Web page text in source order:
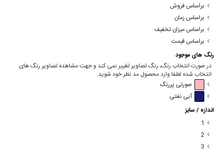
براساس فروش
براساس زمان
براساس میزان تخفیف
براساس قیمت
رنگ های موجود
در صورت انتخاب رنگ، رنگ تصاویر تغییر نمی کند و جهت مشاهده تصاویر رنگ های
انتخاب شده لطفا وارد محصول مد نظر خود شوید.
صورتی پررنگ
آبی نفتی
اندازه / سایز
1
2
3